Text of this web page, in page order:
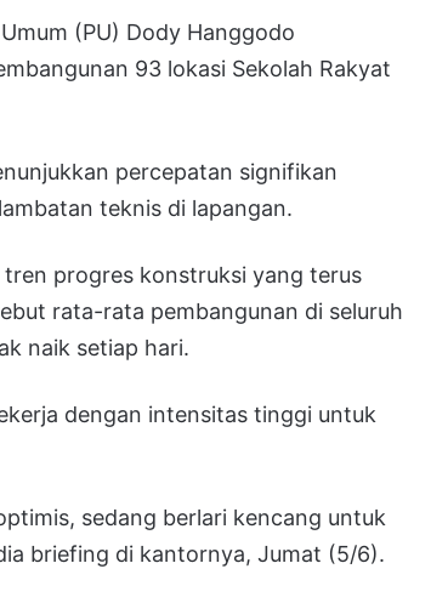
(PU) Dody Hanggodo
93 lokasi Sekolah Rakyat
percepatan signifikan
teknis di lapangan.
progres konstruksi yang terus
rata-rata pembangunan di seluruh
naik setiap hari.
dengan intensitas tinggi untuk
sedang berlari kencang untuk
briefing di kantornya, Jumat (5/6).